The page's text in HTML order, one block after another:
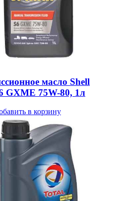
масло Shell
GXME 75W-80, 1л
в корзину